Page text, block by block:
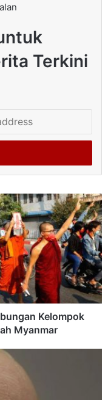
Terkini
Kelompok
Myanmar